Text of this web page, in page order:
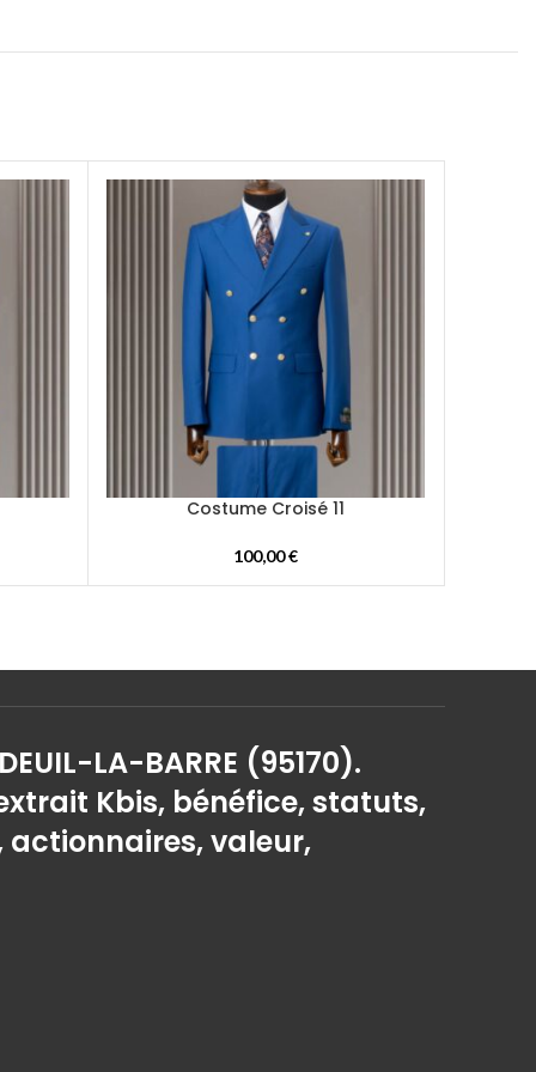
Costume Croisé 11
100,00€
LA-BARRE (95170).
Kbis, bénéfice, statuts,
actionnaires, valeur,